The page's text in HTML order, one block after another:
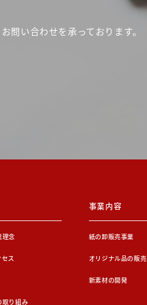
お問い合わせを承っております。
理念
ス
取り組み
事業内容
紙の卸販売事業
オリジナル品の販売
新素材の開発